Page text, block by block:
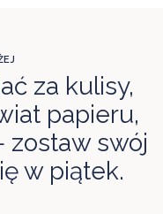
za kulisy,
papieru,
zostaw swój
w piątek.